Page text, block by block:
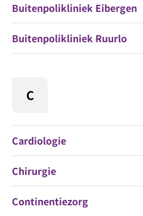
Buitenpolikliniek Eibergen
Buitenpolikliniek Ruurlo
C
Cardiologie
Chirurgie
Continentiezorg